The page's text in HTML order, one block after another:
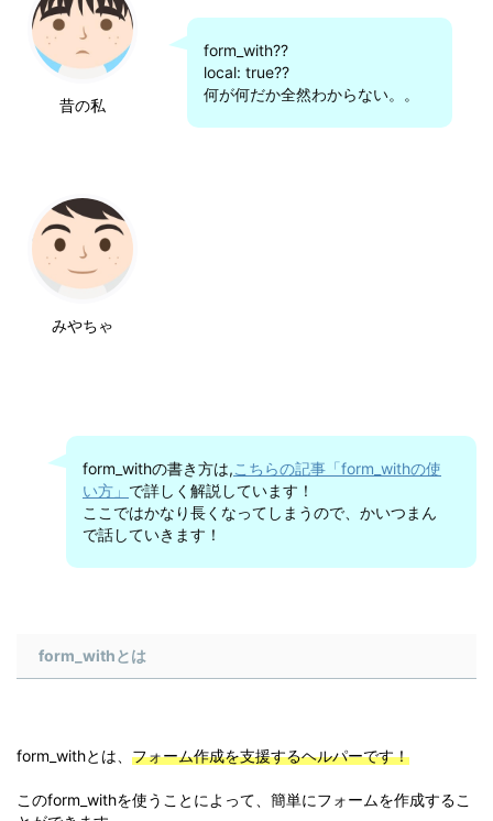
昔の私
form_with??
local: true??
何が何だか全然わからない。。
みやちゃ
form_withの書き方は,こちらの記事「form_withの使
い方」 で詳しく解説しています！
ここではかなり長くなってしまうので、かいつまん
で話していきます！
form_withとは
form_withとは、 フォーム作成を支援するヘルパーです！
このform_withを使うことによって、簡単にフォームを作成するこ